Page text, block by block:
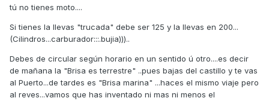
tú no tienes moto....
Si tienes la llevas "trucada" debe ser 125 y la llevas en 200...
(Cilindros...carburador:::.bujia)))..
Debes de circular según horario en un sentido ú otro....es decir
de mañana la "Brisa es terrestre" ..pues bajas del castillo y te vas
al Puerto...de tardes es "Brisa marina" ...haces el mismo viaje pero
al reves...vamos que has inventado ni mas ni menos el